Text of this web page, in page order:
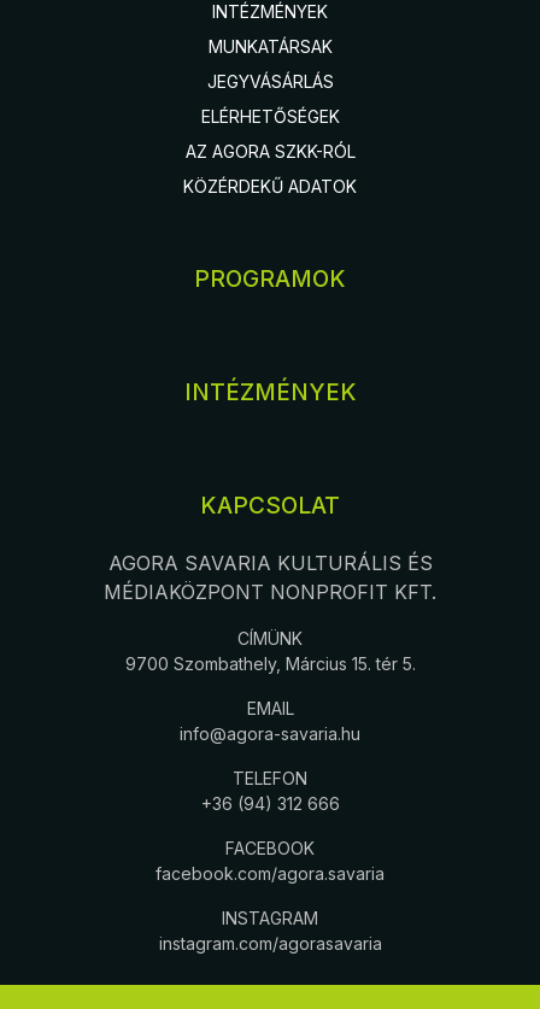
INTÉZMÉNYEK
MUNKATÁRSAK
JEGYVÁSÁRLÁS
ELÉRHETŐSÉGEK
AZ AGORA SZKK-RÓL
KÖZÉRDEKŰ ADATOK
PROGRAMOK
INTÉZMÉNYEK
KAPCSOLAT
AGORA SAVARIA KULTURÁLIS ÉS
MÉDIAKÖZPONT NONPROFIT KFT.
CÍMÜNK
9700 Szombathely, Március 15. tér 5.
EMAIL
info@agora-savaria.hu
TELEFON
+36 (94) 312 666
FACEBOOK
facebook.com/agora.savaria
INSTAGRAM
instagram.com/agorasavaria